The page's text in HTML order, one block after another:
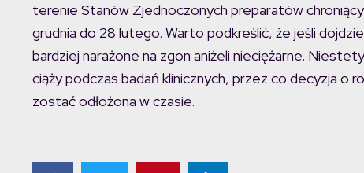
terenie Stanów Zjednoczonych preparatów
grudnia do 28 lutego. Warto podkreślić, że jeśli
bardziej narażone na zgon aniżeli nieciężarne.
ciąży podczas badań klinicznych, przez co decyzja o
zostać odłożona w czasie.